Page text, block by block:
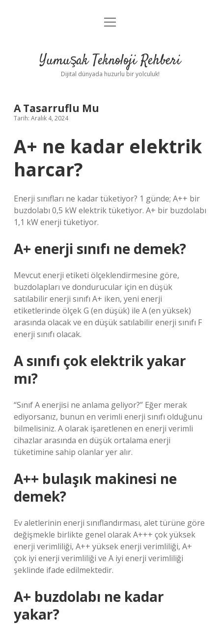
Anasayfa
Yasal Uyarı
menüyü
Yumuşak Teknoloji Rehberi
Dijital dünyada huzurlu bir yolculuk!
A Tasarruflu Mu
Tarih: Aralık 4, 2024
A+ ne kadar elektrik
harcar?
Enerji sınıfları ne kadar tüketiyor? 1 günde; A++ bir
buzdolabı 0,5 kW elektrik tüketiyor. A+ bir buzdolabı
1,1 kW enerji tüketiyor.
A+ enerji sınıfı ne demek?
Mevcut enerji etiketi ölçeklendirmesine göre,
buzdolapları ve dondurucular için en düşük
satılabilir enerji sınıfı A+ iken, yeni enerji
etiketlerinde ölçek G (en düşük) ile A (en yüksek)
arasında olacak ve en düşük satılabilir enerji sınıfı F
enerji sınıfı olacak.
A sınıfı çok elektrik yakar
mı?
“Sınıf A enerjisi ne anlama geliyor?” Eğer merak
ediyorsanız, bunun en verimli enerji sınıfı olduğunu
bilmelisiniz. A olarak işaretlenen en enerji verimli
cihazlar arasında en düşük ortalama enerji
tüketimine sahip olanlar yer alır.
A++ bulaşık makinesi ne
demek?
Ev aletlerinin enerji sınıflandırması, alet türüne göre
değişmekle birlikte genel olarak A+++ çok yüksek
enerji verimliliği, A++ yüksek enerji verimliliği, A+
çok iyi enerji verimliliği ve A iyi enerji verimliliği
şeklinde ifade edilmektedir.
A+ buzdolabı ne kadar
yakar?